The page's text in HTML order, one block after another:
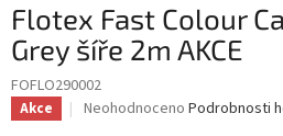
Flotex Fast Colour
Grey šíře 2m AKCE
FOFLO290002
Akce
Průměrné
Neohodnoceno Podrobnosti